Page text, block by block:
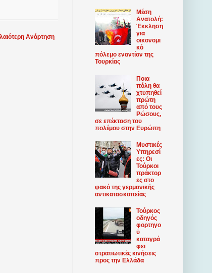
Ανάρτηση
Μέση
Ανατολή:
Έκκληση
για
οικονομι
κό
πόλεμο εναντίον της
Τουρκίας
Ποια
πόλη θα
χτυπηθεί
πρώτη
από τους
Ρώσους,
σε επέκταση του
πολέμου στην Ευρώπη
Μυστικές
Υπηρεσί
ες: Οι
Τούρκοι
πράκτορ
ες στο
φακό της γερμανικής
αντικατασκοπείας
Τούρκος
οδηγός
φορτηγο
ύ
καταγρά
φει
στρατιωτικές κινήσεις
προς την Ελλάδα